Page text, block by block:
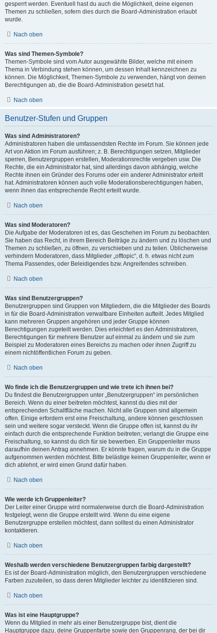
gesperrt werden. Eventuell hast du auch die Möglichkeit, deine eigenen
Themen zu schließen, sofern dies durch die Board-Administration erlaubt
wurde.
Nach oben
Was sind Themen-Symbole?
Themen-Symbole sind vom Autor ausgewählte Bilder, welche mit einem
Thema in Verbindung stehen können, um dessen Inhalt kennzeichnen zu
können. Die Möglichkeit, Themen-Symbole zu verwenden, hängt von deinen
Berechtigungen ab, die die Board-Administration gesetzt hat.
Nach oben
Benutzer-Stufen und Gruppen
Was sind Administratoren?
Administratoren haben die umfassendsten Rechte im Forum. Sie können jede
Art von Aktion im Forum ausführen; z. B. Berechtigungen setzen, Mitglieder
sperren, Benutzergruppen erstellen, Moderationsrechte vergeben usw. Die
Rechte, die ein Administrator hat, sind allerdings davon abhängig, welche
Rechte ihnen ein Gründer des Forums oder ein anderer Administrator erteilt
hat. Administratoren können auch volle Moderationsberechtigungen haben,
wenn ihnen das entsprechende Recht erteilt wurde.
Nach oben
Was sind Moderatoren?
Die Aufgabe der Moderatoren ist es, das Geschehen im Forum zu beobachten.
Sie haben das Recht, in ihrem Bereich Beiträge zu ändern und zu löschen und
Themen zu schließen, zu öffnen, zu verschieben und zu teilen. Üblicherweise
verhindern Moderatoren, dass Mitglieder „offtopic“, d. h. etwas nicht zum
Thema Passendes, oder Beleidigendes bzw. Angreifendes schreiben.
Nach oben
Was sind Benutzergruppen?
Benutzergruppen sind Gruppen von Mitgliedern, die die Mitglieder des Boards
in für die Board-Administration verwaltbare Einheiten aufteilt. Jedes Mitglied
kann mehreren Gruppen angehören und jeder Gruppe können
Berechtigungen zugeteilt werden. Dies erleichtert es den Administratoren,
Berechtigungen für mehrere Benutzer auf einmal zu ändern und sie zum
Beispiel zu Moderatoren eines Bereichs zu machen oder ihnen Zugriff zu
einem nichtöffentlichen Forum zu geben.
Nach oben
Wo finde ich die Benutzergruppen und wie trete ich ihnen bei?
Du findest die Benutzergruppen unter „Benutzergruppen“ im persönlichen
Bereich. Wenn du einer beitreten möchtest, kannst du dies mit der
entsprechenden Schaltfläche machen. Nicht alle Gruppen sind allgemein
offen. Einige erfordern erst eine Freischaltung, andere können geschlossen
sein und weitere sogar versteckt. Wenn die Gruppe offen ist, kannst du ihr
einfach durch die entsprechende Funktion beitreten; verlangt die Gruppe eine
Freischaltung, so kannst du dich für sie bewerben. Ein Gruppenleiter muss
daraufhin deinen Antrag annehmen. Er könnte fragen, warum du in die Gruppe
aufgenommen werden möchtest. Bitte belästige keinen Gruppenleiter, wenn er
dich ablehnt, er wird einen Grund dafür haben.
Nach oben
Wie werde ich Gruppenleiter?
Der Leiter einer Gruppe wird normalerweise durch die Board-Administration
festgelegt, wenn die Gruppe erstellt wird. Wenn du eine eigene
Benutzergruppe erstellen möchtest, dann solltest du einen Administrator
kontaktieren.
Nach oben
Weshalb werden verschiedene Benutzergruppen farbig dargestellt?
Es ist der Board-Administration möglich, den Benutzergruppen verschiedene
Farben zuzuteilen, so dass deren Mitglieder leichter zu identifizieren sind.
Nach oben
Was ist eine Hauptgruppe?
Wenn du Mitglied in mehr als einer Benutzergruppe bist, dient die
Hauptgruppe dazu, deine Gruppenfarbe sowie den Gruppenrang, der bei dir